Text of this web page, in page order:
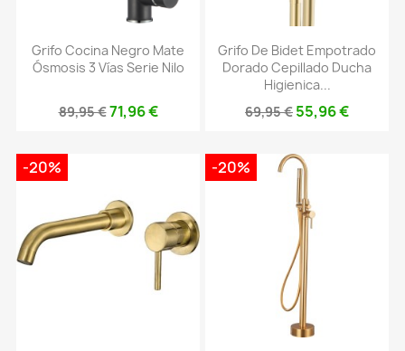
Grifo Cocina Negro Mate
Ósmosis 3 Vías Serie Nilo
89,95 €71,96 €
Grifo De Bidet Empotrado
Dorado Cepillado Ducha
Higienica...
69,95 € 55,96 €
-20% -20%